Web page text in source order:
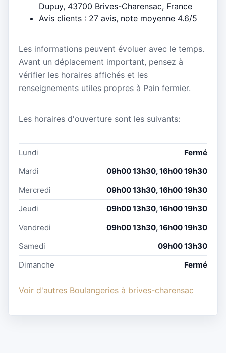
Dupuy, 43700 Brives-Charensac, France
Avis clients : 27 avis, note moyenne 4.6/5
Les informations peuvent évoluer avec le temps.
Avant un déplacement important, pensez à
vérifier les horaires affichés et les
renseignements utiles propres à Pain fermier.
Les horaires d'ouverture sont les suivants:
Lundi
Fermé
Mardi
09h00 13h30, 16h00 19h30
Mercredi
09h00 13h30, 16h00 19h30
Jeudi
09h00 13h30, 16h00 19h30
Vendredi
09h00 13h30, 16h00 19h30
Samedi
09h00 13h30
Dimanche
Fermé
Voir d'autres Boulangeries à brives-charensac